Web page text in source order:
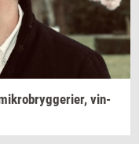
vin­